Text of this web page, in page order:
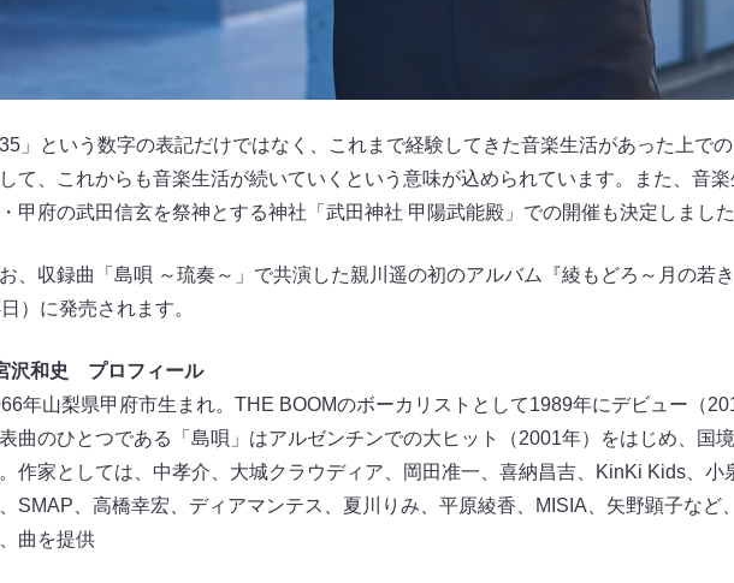
35」という数字の表記だけではなく、これまで経験してきた音楽生活があった上で
て、これからも音楽生活が続いていくという意味が込められています。また、音
甲府の武田信玄を祭神とする神社「武田神社 甲陽武能殿」での開催も決定しました
、収録曲「島唄 ～琉奏～」で共演した親川遥の初のアルバム『綾もどろ～月の若
）に発売されます。
沢和史 プロフィール
年山梨県甲府市生まれ。THE BOOMのボーカリストとして1989年にデビュー（
曲のひとつである「島唄」はアルゼンチンでの大ヒット（2001年）をはじめ、国
作家としては、中孝介、大城クラウディア、岡田准一、喜納昌吉、KinKi Kids、小
SMAP、高橋幸宏、ディアマンテス、夏川りみ、平原綾香、MISIA、矢野顕子など
曲を提供